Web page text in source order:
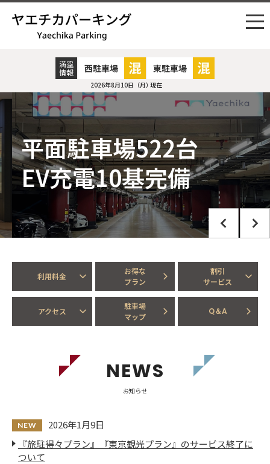
満空
情報
西駐車場 東駐車場
2026年8月10日（月） 15時18分
平面駐車場522台
EV充電10基完備
利用料金
お得な
プラン
割引
サービス
アクセス
駐車場
マップ
Q＆A
NEWS
お知らせ
2026年1月9日
『旅駐得々プラン』『東京観光プラン』のサービス終了に
ついて​​​